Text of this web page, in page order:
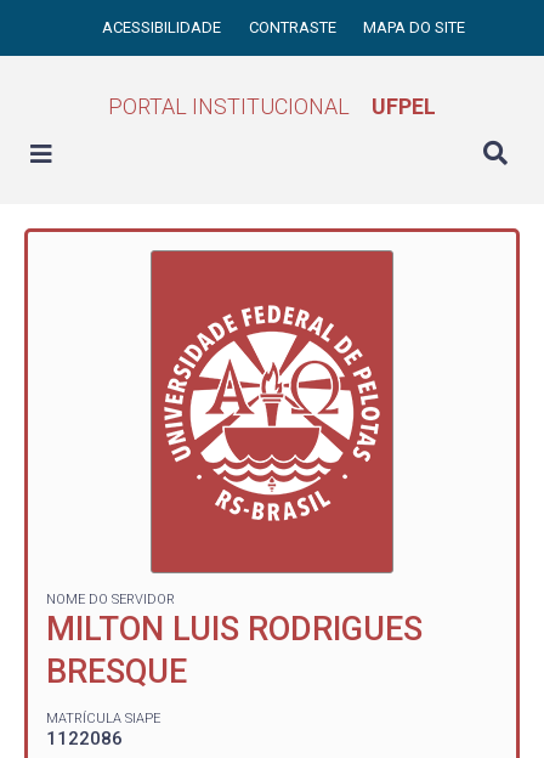
ACESSIBILIDADE CONTRASTE MAPA DO SITE
PORTAL INSTITUCIONAL UFPEL
NOME DO SERVIDOR
MILTON LUIS RODRIGUES
BRESQUE
MATRÍCULA SIAPE
1122086